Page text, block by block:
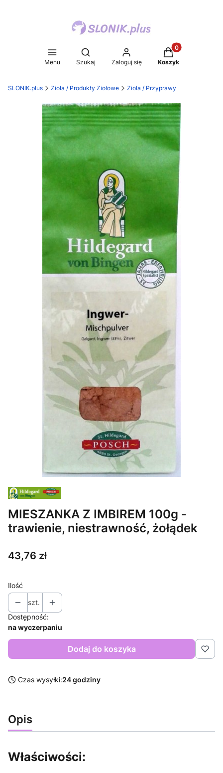
Menu
Otwórz wyszukiwarkę
Szukaj Zaloguj się
Produkty w
Koszyk
SLONIK.plus Zioła / Produkty Ziołowe Zioła / Przyprawy
MIESZANKA Z IMBIREM 100g -
trawienie, niestrawność, żołądek
Cena
43,76 zł
Ilość
szt.
Dostępność:
na wyczerpaniu
Dodaj do koszyka
Czas wysyłki:24 godziny
Opis
Właściwości: